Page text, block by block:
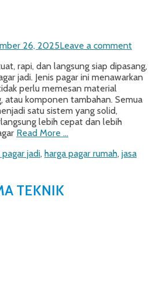
26, 2025Leave a comment
rapi, dan langsung siap dipasang,
jadi. Jenis pagar ini menawarkan
perlu memesan material
atau komponen tambahan. Semua
satu sistem yang solid,
lebih cepat dan lebih
Read More …
pagar jadi, harga pagar rumah, jasa
TEKNIK